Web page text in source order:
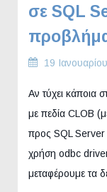
σε SQL
19
Αν τύχει κάποια
με πεδία CLOB
προς SQL Server
χρήση odbc
μεταφέρουμε τα